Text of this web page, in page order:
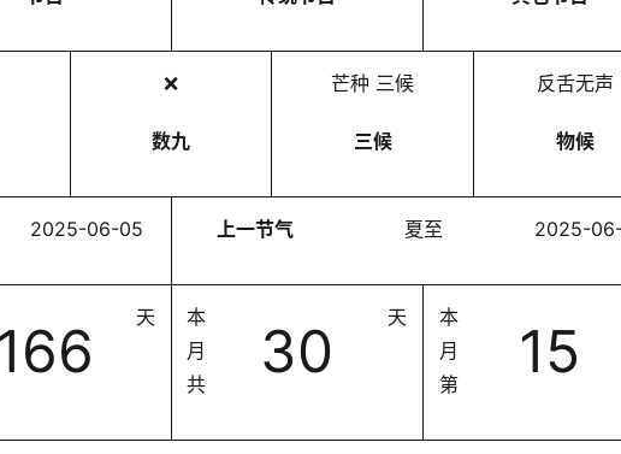
2
2
1
❌
数九
芒种 三候
三候
反舌无声
物候
2025-06-05 上一节气 夏至 2025-
166 天
本
月
共
30 天
本
月
第
15